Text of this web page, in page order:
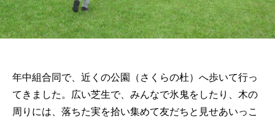
年中組合同で、近くの公園（さくらの杜）へ歩いて行っ
てきました。広い芝生で、みんなで氷鬼をしたり、木の
周りには、落ちた実を拾い集めて友だちと見せあいっこ